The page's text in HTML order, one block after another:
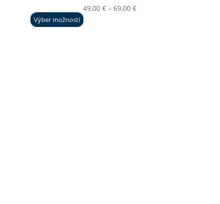
49,00€ – 69,00€Price
Výber možností